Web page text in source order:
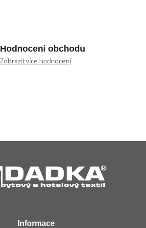
Hodnocení obchodu
Zobrazit více hodnocení
Informace